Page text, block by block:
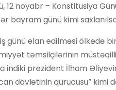
12 noyabr – Konstitusiya
bayram günü kimi saxlanılsa
günü elan edilməsi ölkədə
təmsilçilərinin
indiki prezident İlham
dövlətinin qurucusu” kimi